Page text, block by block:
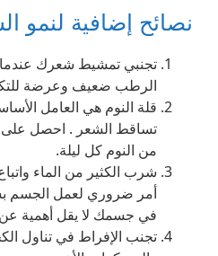
نصائح إضافية لنمو
تجنبي تمشيط شعرك عندما
الرطب ضعيف وعرضة
قلة النوم هي العامل
من النوم كل ليلة.
شرب الكثير من الماء
أمر ضروري لعمل الجسم
في جسمك لا يقل أهمية
تجنب الإفراط في تناول